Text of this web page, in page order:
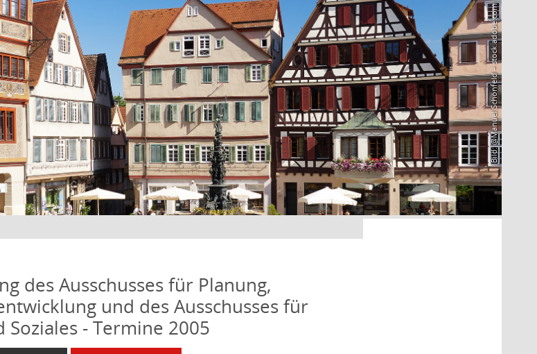
Bild: @Manuel Schönfeld – stock.adobe.com
des Ausschusses für Planung,
und des Ausschusses für
- Termine 2005